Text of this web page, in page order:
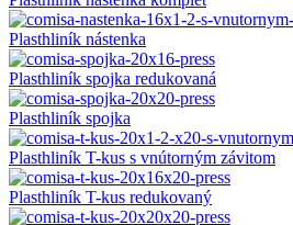
Plasthliník nástenka
Plasthliník spojka redukovaná
Plasthliník spojka
Plasthliník T-kus s vnútorným závitom
Plasthliník T-kus redukovaný